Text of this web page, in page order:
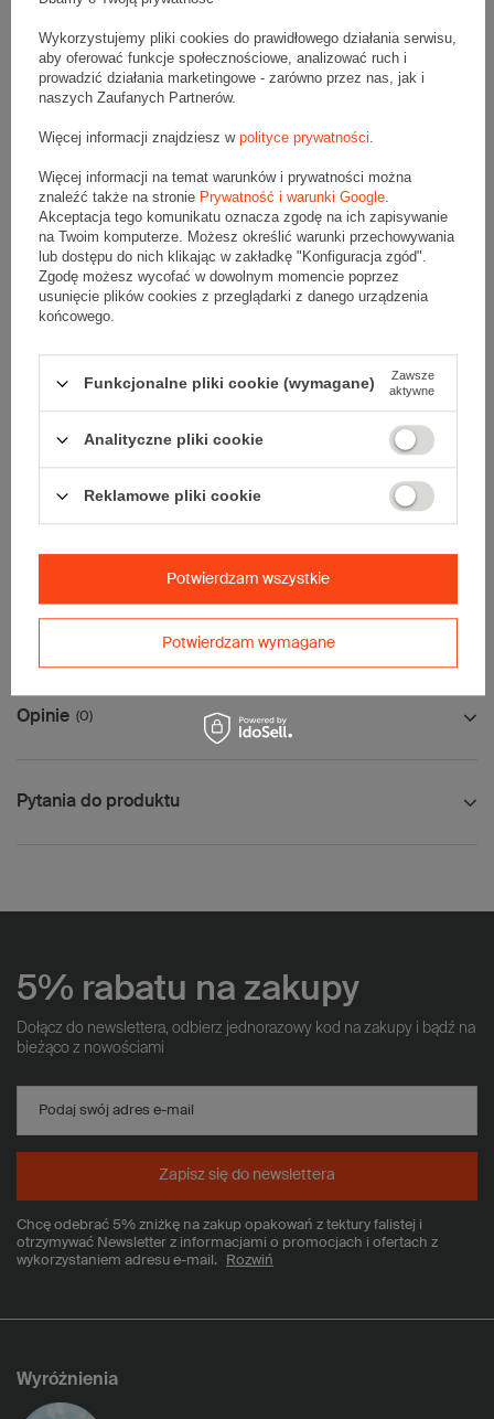
Opakowanie wykonane jest z tektury falistej 5-warstwowej, fala EB
600 g/m2
Wymiary:
• zewnętrzne:600x400x400 mm
• wewnętrzne:
590x390x380 mm
Materiał:
• tektura falista:5-warstwowa
• fala:EB
• gramatura:
600 g/m2
• kolor:Biały
• waga jednostkowa (+/-5%):939 g
• typ fefco:F0201
• Pocztex L
• Poczta Polska Paczka B
Jak mierzyć opakowanie
Opinie (0)
Pytania do produktu
5% rabatu na zakupy
Dołącz do newslettera, odbierz jednorazowy kod na zakupy i bądź na
bieżąco z nowościami
Podaj swój adres e-mail
Chcę odebrać 5% zniżkę na zakup opakowań z tektury falistej i
otrzymywać Newsletter z informacjami o promocjach i ofertach z
wykorzystaniem adresu e-mail.
Rozwiń
Zapisz się do newslettera
Wyróżnienia
Wykorzystujemy pliki cookies do prawidłowego działania serwisu,
aby oferować funkcje społecznościowe, analizować ruch i
prowadzić działania marketingowe - zarówno przez nas, jak i
naszych Zaufanych Partnerów.
Więcej informacji znajdziesz w polityce prywatności.
Więcej informacji na temat warunków i prywatności można
znaleźć także na stronie Prywatność i warunki Google.
Akceptacja tego komunikatu oznacza zgodę na ich zapisywanie
na Twoim komputerze. Możesz określić warunki przechowywania
lub dostępu do nich klikając w zakładkę "Konfiguracja zgód".
Zgodę możesz wycofać w dowolnym momencie poprzez
usunięcie plików cookies z przeglądarki z danego urządzenia
końcowego.
Funkcjonalne pliki cookie (wymagane)
Zawsze
aktywne
Analityczne pliki cookie
Reklamowe pliki cookie
Potwierdzam wymagane
Potwierdzam wszystkie